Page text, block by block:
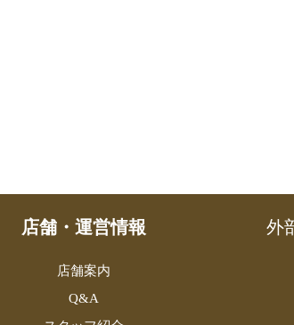
店舗・運営情報
店舗案内
Q&A
外